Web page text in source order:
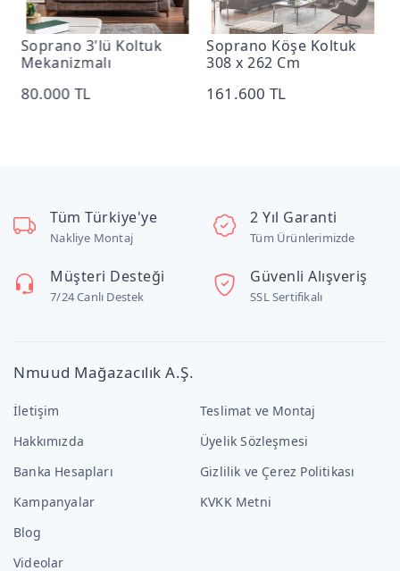
Soprano 3'lü Koltuk
Mekanizmalı
80.000 TL
Soprano Köşe Koltuk
308 x 262 Cm
161.600 TL
Tüm Türkiye'ye
Nakliye Montaj
2 Yıl Garanti
Tüm Ürünlerimizde
Müşteri Desteği
7/24 Canlı Destek
Güvenli Alışveriş
SSL Sertifikalı
Nmuud Mağazacılık A.Ş.
İletişim
Hakkımızda
Banka Hesapları
Kampanyalar
Blog
Videolar
Teslimat ve Montaj
Üyelik Sözleşmesi
Gizlilik ve Çerez Politikası
KVKK Metni